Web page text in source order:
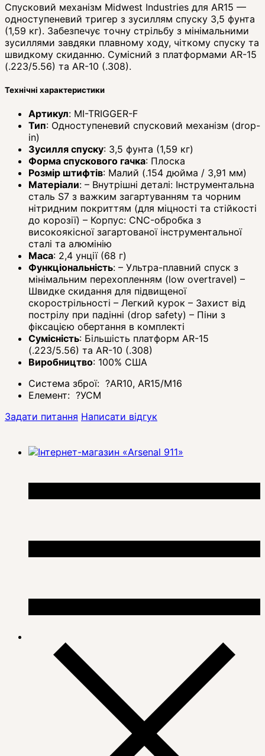
Спусковий механізм Midwest Industries для AR15 —
одноступеневий тригер з зусиллям спуску 3,5 фунта
(1,59 кг). Забезпечує точну стрільбу з мінімальними
зусиллями завдяки плавному ходу, чіткому спуску та
швидкому скиданню. Сумісний з платформами AR-15
(.223/5.56) та AR-10 (.308).
Технічні характеристики
Артикул: MI-TRIGGER-F
Тип: Одноступеневий спусковий механізм (drop-
in)
Зусилля спуску: 3,5 фунта (1,59 кг)
Форма спускового гачка: Плоска
Розмір штифтів: Малий (.154 дюйма / 3,91 мм)
Матеріали: – Внутрішні деталі: Інструментальна
сталь S7 з важким загартуванням та чорним
нітридним покриттям (для міцності та стійкості
до корозії) – Корпус: CNC-обробка з
високоякісної загартованої інструментальної
сталі та алюмінію
Маса: 2,4 унції (68 г)
Функціональність: – Ультра-плавний спуск з
мінімальним перехопленням (low overtravel) –
Швидке скидання для підвищеної
скорострільності – Легкий курок – Захист від
пострілу при падінні (drop safety) – Піни з
фіксацією обертання в комплекті
Сумісність: Більшість платформ AR-15
(.223/5.56) та AR-10 (.308)
Виробництво: 100% США
Система зброї: ?AR10, AR15/M16
Елемент: ?УСМ
Задати питання Написати відгук